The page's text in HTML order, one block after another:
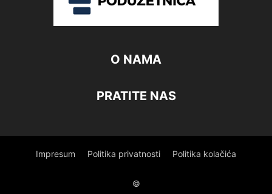
O NAMA
PRATITE NAS
Impresum Politika privatnosti Politika kolačića
©